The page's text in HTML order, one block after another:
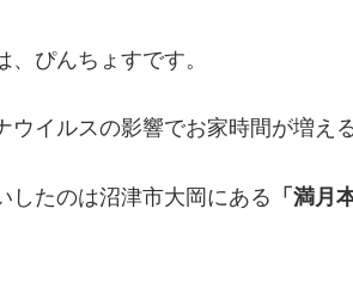
、ぴんちょすです。
ウイルスの影響でお家時間が増え
したのは沼津市大岡にある 「満月